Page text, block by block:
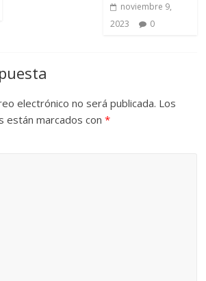
noviembre 9,
2023
0
electrónico no será publicada. Los
están marcados con*